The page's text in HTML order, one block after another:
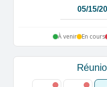
À venir En cours